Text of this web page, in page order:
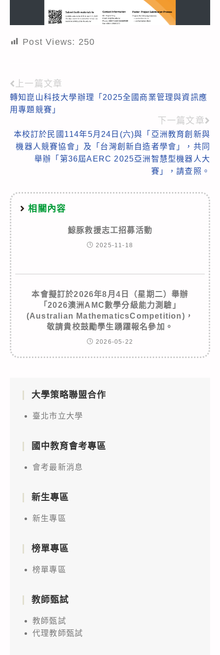
Post Views: 250
Read
more
上一篇文章
轉知崑山科技大學辦理「2025全國商業管理與資訊應
用專題競賽」
下一篇文章
本校訂於民國114年5月24日(六)與「亞洲教育創新與
機器人競賽協會」及「台灣創新自造者學會」，共同
舉辦「第36屆AERC 2025亞洲智慧型機器人大
賽」，請查照。
相關內容
鯨豚救援志工招募活動
2025-11-18
本會擬訂於2026年8月4日（星期二）舉辦
「2026澳洲AMC數學分級能力測驗」
(Australian MathematicsCompetition)，
敬請貴校鼓勵學生踴躍報名參加。
2026-05-22
大學策略聯盟合作
臺北市立大學
國中教育會考專區
會考最新消息
新生專區
新生專區
榜單專區
榜單專區
教師甄試
教師甄試
代理教師甄試